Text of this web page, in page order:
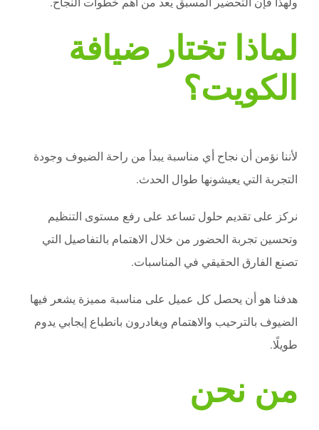
لماذا تختار ضيافة
الكويت؟
لأننا نؤمن أن نجاح أي مناسبة يبدأ من راحة الضيوف وجودة
التجربة التي يعيشونها طوال الحدث.
نركز على تقديم حلول تساعد على رفع مستوى التنظيم
وتحسين تجربة الحضور من خلال الاهتمام بالتفاصيل التي
تصنع الفارق الحقيقي في المناسبات.
هدفنا هو أن يحصل كل عميل على مناسبة مميزة يشعر فيها
الضيوف بالترحيب والاهتمام ويغادرون بانطباع إيجابي يدوم
طويلًا.
من نحن